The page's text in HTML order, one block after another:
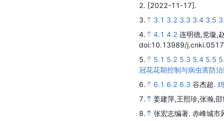
2. [2022-11-17].
3.
3.1 3.2 3.3 3.4 3.5
4.
4.1 4.2 连明德,党璇,
doi:10.13989/
5.
5.1 5.2 5.3 5.4 5.5
冠花花期控制与病虫害防治
6.
6.1 6.2 6.3 谷杰超.
7.
姜建萍,王熙珍,张瀚,
8.
张宏志编著. 赤峰城市